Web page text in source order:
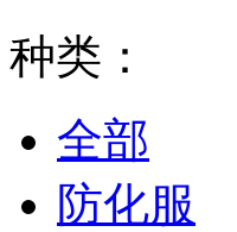
种类：
全部
防化服